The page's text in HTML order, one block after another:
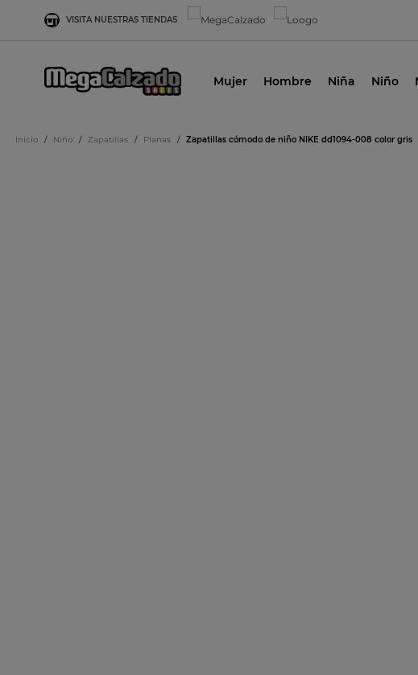
VISITA NUESTRAS TIENDAS
Mujer Hombre Niña Niño
Inicio / Niño / Zapatillas / Planas / Zapatillas cómodo de niño NIKE dd1094-008 color gris